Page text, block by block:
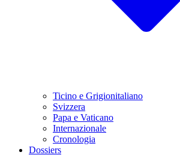
Ticino e Grigionitaliano
Svizzera
Papa e Vaticano
Internazionale
Cronologia
Dossiers